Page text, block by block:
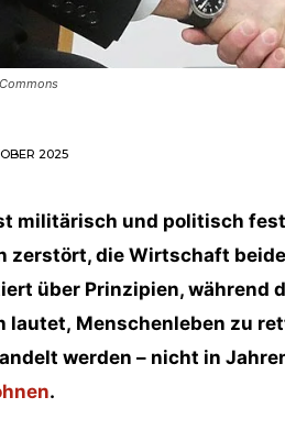
2025
militärisch und politisch
zerstört, die Wirtschaft
über Prinzipien, während
lautet, Menschenleben zu
werden – nicht in
.